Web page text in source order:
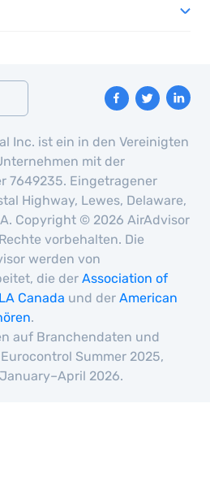
Inc. ist ein in den Vereinigten
mit der
7649235. Eingetragener
Highway, Lewes, Delaware,
Copyright © 2026 AirAdvisor
vorbehalten. Die
werden von
die der Association of
Canada und der American
.
auf Branchendaten und
Summer 2025,
2026.